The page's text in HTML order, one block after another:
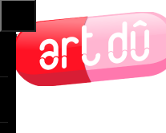
Les pré-inscriptions aux cours pour la